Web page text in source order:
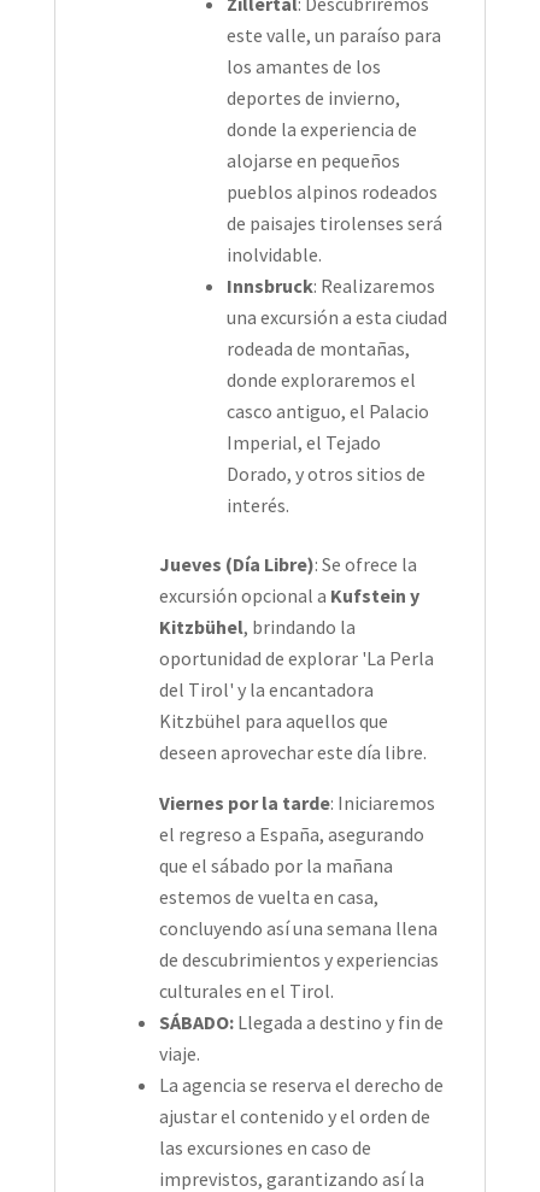
este valle, un paraíso para
los amantes de los
deportes de invierno,
donde la experiencia de
alojarse en pequeños
pueblos alpinos rodeados
de paisajes tirolenses será
inolvidable.
Innsbruck: Realizaremos
una excursión a esta ciudad
rodeada de montañas,
donde exploraremos el
casco antiguo, el Palacio
Imperial, el Tejado
Dorado, y otros sitios de
interés.
Jueves (Día Libre): Se ofrece la
excursión opcional a Kufstein y
Kitzbühel, brindando la
oportunidad de explorar 'La Perla
del Tirol' y la encantadora
Kitzbühel para aquellos que
deseen aprovechar este día libre.
Viernes por la tarde: Iniciaremos
el regreso a España, asegurando
que el sábado por la mañana
estemos de vuelta en casa,
concluyendo así una semana llena
de descubrimientos y experiencias
culturales en el Tirol.
SÁBADO:Llegada a destino y fin de
viaje.
La agencia se reserva el derecho de
ajustar el contenido y el orden de
las excursiones en caso de
imprevistos, garantizando así la